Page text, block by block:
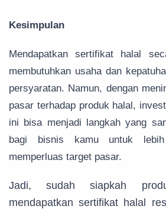
Kesimpulan
Mendapatkan sertifikat halal
membutuhkan usaha dan
persyaratan. Namun, dengan
pasar terhadap produk halal,
ini bisa menjadi langkah yang
bagi bisnis kamu untuk lebih
memperluas target pasar.
Jadi, sudah siapkah
mendapatkan sertifikat halal